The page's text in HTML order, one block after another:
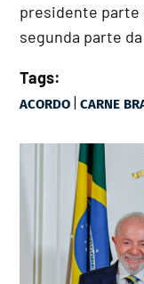
presidente parte
segunda parte
Tags:
ACORDO |CARNE